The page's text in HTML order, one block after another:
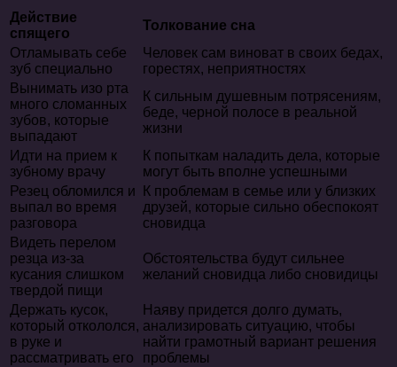
Действие
спящего
Толкование сна
Отламывать себе
зуб специально
Человек сам виноват в своих бедах,
горестях, неприятностях
Вынимать изо рта
много сломанных
зубов, которые
выпадают
К сильным душевным потрясениям,
беде, черной полосе в реальной
жизни
Идти на прием к
зубному врачу
К попыткам наладить дела, которые
могут быть вполне успешными
Резец обломился и
выпал во время
разговора
К проблемам в семье или у близких
друзей, которые сильно обеспокоят
сновидца
Видеть перелом
резца из-за
кусания слишком
твердой пищи
Обстоятельства будут сильнее
желаний сновидца либо сновидицы
Держать кусок,
который откололся,
в руке и
рассматривать его
Наяву придется долго думать,
анализировать ситуацию, чтобы
найти грамотный вариант решения
проблемы